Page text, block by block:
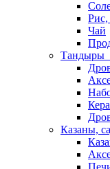
Рис,
Чай
Тандыры
Казаны,